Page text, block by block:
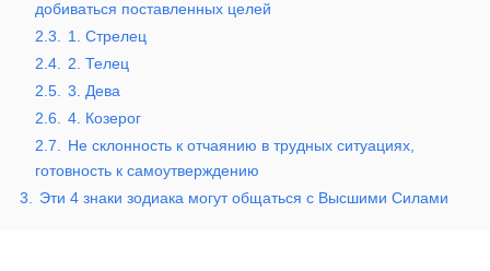
добиваться поставленных целей
2.3.
1. Стрелец
2.4.
2. Телец
2.5.
3. Дева
2.6.
4. Козерог
2.7.
Не склонность к отчаянию в трудных ситуациях,
готовность к самоутверждению
3.
Эти 4 знаки зодиака могут общаться с Высшими Силами